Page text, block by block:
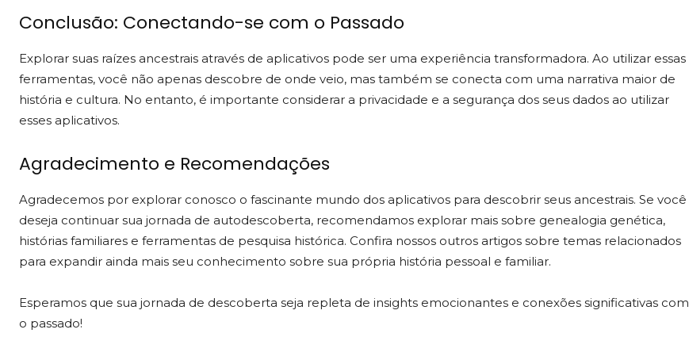
Conclusão: Conectando-se com o Passado
Explorar suas raízes ancestrais através de aplicativos pode ser uma experiência transformadora. Ao utilizar essas
ferramentas, você não apenas descobre de onde veio, mas também se conecta com uma narrativa maior de
história e cultura. No entanto, é importante considerar a privacidade e a segurança dos seus dados ao utilizar
esses aplicativos.
Agradecimento e Recomendações
Agradecemos por explorar conosco o fascinante mundo dos aplicativos para descobrir seus ancestrais. Se você
deseja continuar sua jornada de autodescoberta, recomendamos explorar mais sobre genealogia genética,
histórias familiares e ferramentas de pesquisa histórica. Confira nossos outros artigos sobre temas relacionados
para expandir ainda mais seu conhecimento sobre sua própria história pessoal e familiar.
Esperamos que sua jornada de descoberta seja repleta de insights emocionantes e conexões significativas com
o passado!